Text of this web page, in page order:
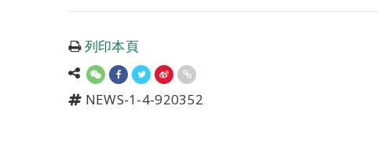
列印本頁
NEWS-1-4-920352